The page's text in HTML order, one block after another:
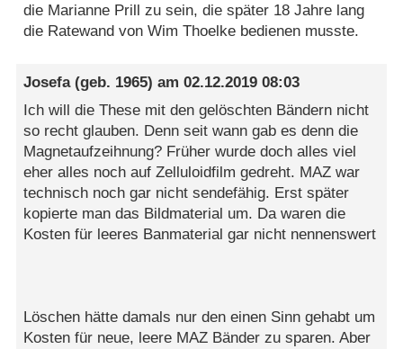
die Marianne Prill zu sein, die später 18 Jahre lang
die Ratewand von Wim Thoelke bedienen musste.
Josefa(geb. 1965) am02.12.2019 08:03
Ich will die These mit den gelöschten Bändern nicht
so recht glauben. Denn seit wann gab es denn die
Magnetaufzeihnung? Früher wurde doch alles viel
eher alles noch auf Zelluloidfilm gedreht. MAZ war
technisch noch gar nicht sendefähig. Erst später
kopierte man das Bildmaterial um. Da waren die
Kosten für leeres Banmaterial gar nicht nennenswert
Löschen hätte damals nur den einen Sinn gehabt um
Kosten für neue, leere MAZ Bänder zu sparen. Aber